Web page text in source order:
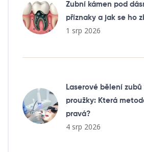
Zubní kámen pod
příznaky a jak se ho
1 srp 2026
Laserové bělení
proužky: Která
pravá?
4 srp 2026